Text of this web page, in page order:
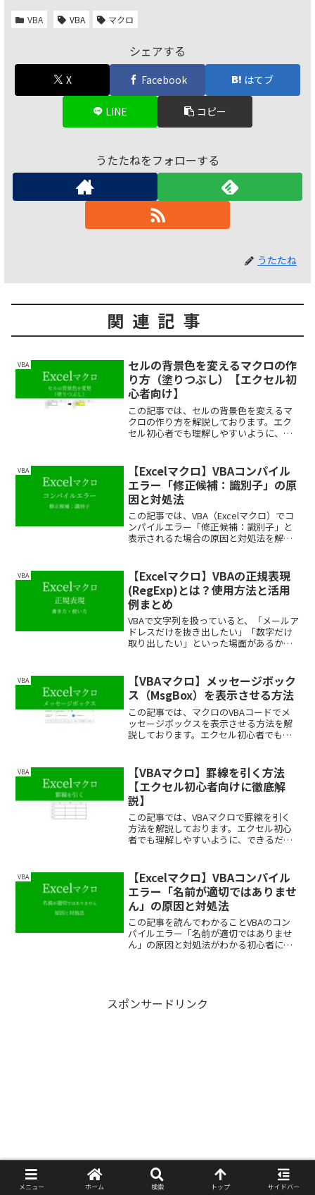
VBA VBA マクロ
シェアする
X Facebook はてブ
LINE コピー
うたたねをフォローする
うたたね
関連記事
VBA
セルの背景色を変えるマクロの作
り方（塗りつぶし）【エクセル初
心者向け】
この記事では、セルの背景色を変えるマ
クロの作り方を解説しております。エク
セル初心者でも理解しやすいように、で
い。
VBA
【Excelマクロ】VBAコンパイル
エラー「修正候補：識別子」の原
因と対処法
この記事では、VBA（Excelマクロ）でコ
ンパイルエラー「修正候補：識別子」と
表示されるた場合の原因と対処法を解説
おりますので、ぜひ最後まで読んでいっ
てください。
VBA
【Excelマクロ】VBAの正規表現
(RegExp)とは？使用方法と活用
例まとめ
VBAで文字列を扱っていると、「メールア
ドレスだけを抜き出したい」「数字だけ
取り出したい」といった場面があるかと
表現を使う方法と、よくある活用例をわ
かりやすく解説し...
VBA
【VBAマクロ】メッセージボック
ス（MsgBox）を表示させる方法
この記事では、マクロのVBAコードでメ
ッセージボックスを表示させる方法を解
説しております。エクセル初心者でも理
で読んでいってください。
VBA
【VBAマクロ】罫線を引く方法
【エクセル初心者向けに徹底解
説】
この記事では、VBAマクロで罫線を引く
方法を解説しております。エクセル初心
者でも理解しやすいように、できるだけ
VBA
【Excelマクロ】VBAコンパイル
エラー「名前が適切ではありませ
ん」の原因と対処法
この記事を読んでわかることVBAのコン
パイルエラー「名前が適切ではありませ
ん」の原因と対処法がわかる初心者によ
スポンサードリンク
メニュー ホーム 検索 トップ サイドバー